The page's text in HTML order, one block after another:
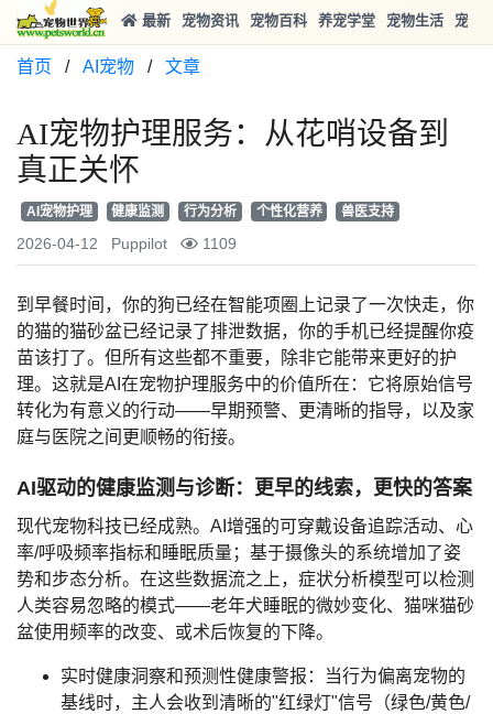
最新 宠物资讯 宠物百科 养宠学堂 宠物生活 宠物
首页 / AI宠物 / 文章
AI宠物护理服务：从花哨设备到
真正关怀
AI宠物护理 健康监测 行为分析 个性化营养 兽医支持
2026-04-12 Puppilot 1109
到早餐时间，你的狗已经在智能项圈上记录了一次快走，你
的猫的猫砂盆已经记录了排泄数据，你的手机已经提醒你疫
苗该打了。但所有这些都不重要，除非它能带来更好的护
理。这就是AI在宠物护理服务中的价值所在：它将原始信号
转化为有意义的行动——早期预警、更清晰的指导，以及家
庭与医院之间更顺畅的衔接。
AI驱动的健康监测与诊断：更早的线索，更快的答案
现代宠物科技已经成熟。 AI增强的可穿戴设备追踪活动、心
率/呼吸频率指标和睡眠质量；基于摄像头的系统增加了姿
势和步态分析。在这些数据流之上， 症状分析模型可以检测
人类容易忽略的模式——老年犬睡眠的微妙变化、猫咪猫砂
盆使用频率的改变、或术后恢复的下降。
实时健康洞察和预测性健康警报 ：当行为偏离宠物的
基线时，主人会收到清晰的"红绿灯"信号（绿色/黄色/